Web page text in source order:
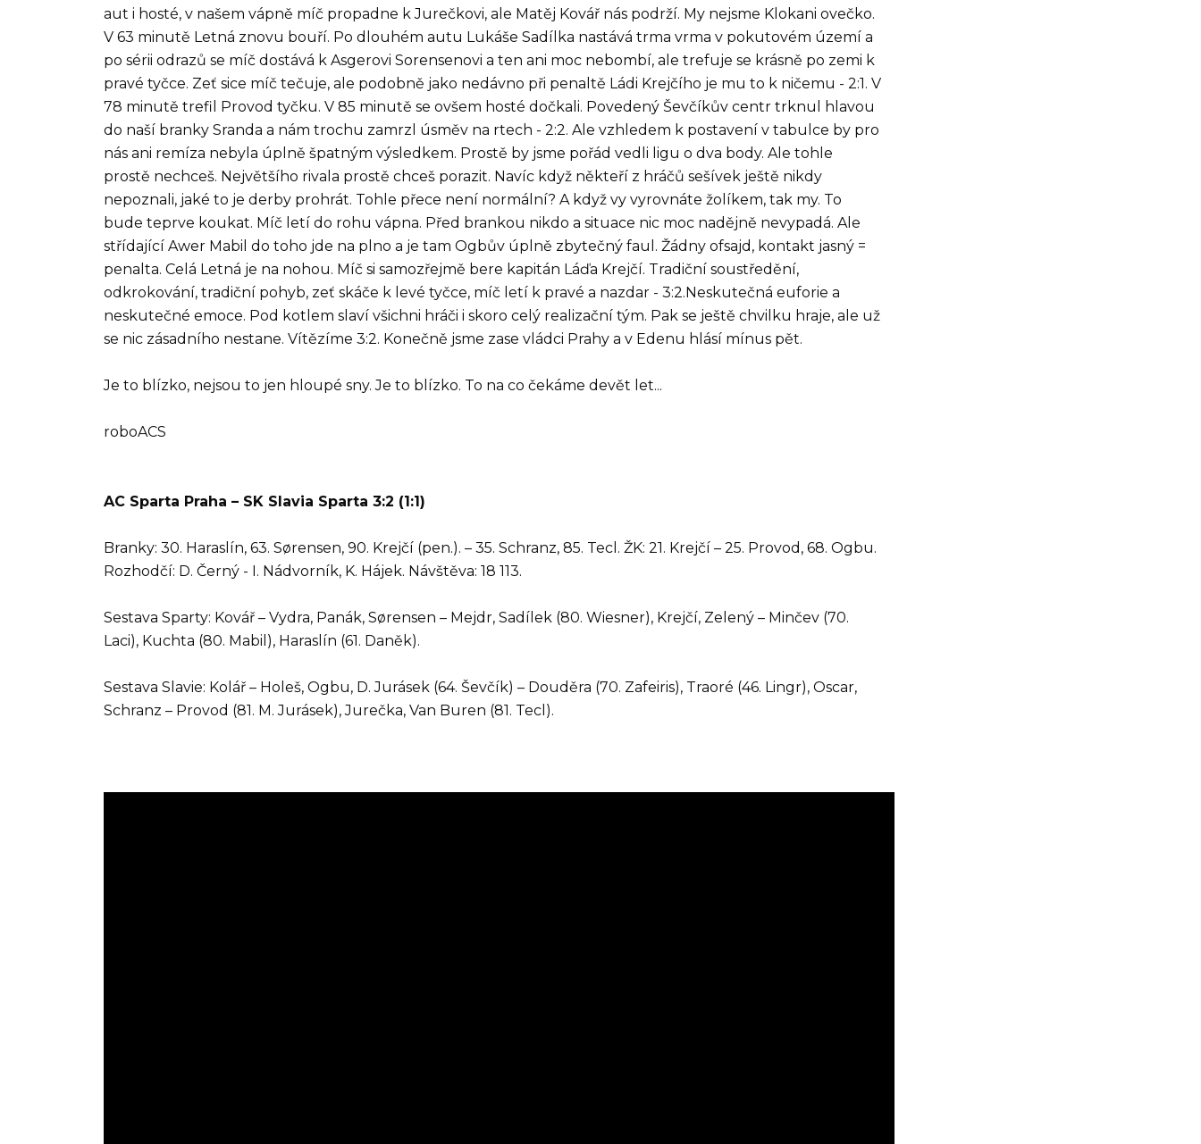
aut i hosté, v našem vápně míč propadne k Jurečkovi, ale Matěj Kovář nás podrží. My nejsme Klokani ovečko.
V 63 minutě Letná znovu bouří. Po dlouhém autu Lukáše Sadílka nastává trma vrma v pokutovém území a
po sérii odrazů se míč dostává k Asgerovi Sorensenovi a ten ani moc nebombí, ale trefuje se krásně po zemi k
pravé tyčce. Zeť sice míč tečuje, ale podobně jako nedávno při penaltě Ládi Krejčího je mu to k ničemu - 2:1. V
78 minutě trefil Provod tyčku. V 85 minutě se ovšem hosté dočkali. Povedený Ševčíkův centr trknul hlavou
do naší branky Sranda a nám trochu zamrzl úsměv na rtech - 2:2. Ale vzhledem k postavení v tabulce by pro
nás ani remíza nebyla úplně špatným výsledkem. Prostě by jsme pořád vedli ligu o dva body. Ale tohle
prostě nechceš. Největšího rivala prostě chceš porazit. Navíc když někteří z hráčů sešívek ještě nikdy
nepoznali, jaké to je derby prohrát. Tohle přece není normální? A když vy vyrovnáte žolíkem, tak my. To
bude teprve koukat. Míč letí do rohu vápna. Před brankou nikdo a situace nic moc nadějně nevypadá. Ale
střídající Awer Mabil do toho jde na plno a je tam Ogbův úplně zbytečný faul. Žádny ofsajd, kontakt jasný =
penalta. Celá Letná je na nohou. Míč si samozřejmě bere kapitán Láďa Krejčí. Tradiční soustředění,
odkrokování, tradiční pohyb, zeť skáče k levé tyčce, míč letí k pravé a nazdar - 3:2.Neskutečná euforie a
neskutečné emoce. Pod kotlem slaví všichni hráči i skoro celý realizační tým. Pak se ještě chvilku hraje, ale už
se nic zásadního nestane. Vítězíme 3:2. Konečně jsme zase vládci Prahy a v Edenu hlásí mínus pět.
Je to blízko, nejsou to jen hloupé sny. Je to blízko. To na co čekáme devět let...
roboACS
AC Sparta Praha – SK Slavia Sparta 3:2 (1:1)
Branky: 30. Haraslín, 63. Sørensen, 90. Krejčí (pen.). – 35. Schranz, 85. Tecl. ŽK: 21. Krejčí – 25. Provod, 68. Ogbu.
Rozhodčí: D. Černý - I. Nádvorník, K. Hájek. Návštěva: 18 113.
Sestava Sparty: Kovář – Vydra, Panák, Sørensen – Mejdr, Sadílek (80. Wiesner), Krejčí, Zelený – Minčev (70.
Laci), Kuchta (80. Mabil), Haraslín (61. Daněk).
Sestava Slavie: Kolář – Holeš, Ogbu, D. Jurásek (64. Ševčík) – Douděra (70. Zafeiris), Traoré (46. Lingr), Oscar,
Schranz – Provod (81. M. Jurásek), Jurečka, Van Buren (81. Tecl).